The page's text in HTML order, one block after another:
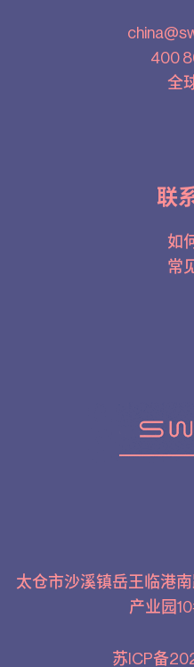
400
全
联
如
常
太仓市沙溪镇岳王临港
产业园
苏ICP备